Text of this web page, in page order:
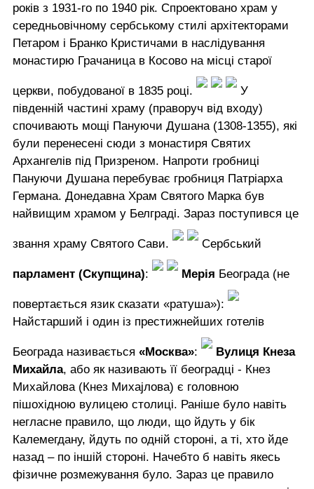
років з 1931-го по 1940 рік. Спроектовано храм у
середньовічному сербському стилі архітекторами
Петаром і Бранко Кристичами в наслідування
монастирю Грачаница в Косово на місці старої
церкви, побудованої в 1835 році.
У
південній частині храму (праворуч від входу)
спочивають мощі Пануючи Душана (1308-1355), які
були перенесені сюди з монастиря Святих
Архангелів під Призреном. Напроти гробниці
Пануючи Душана перебуває гробниця Патріарха
Германа. Донедавна Храм Святого Марка був
найвищим храмом у Белграді. Зараз поступився це
звання храму Святого Сави. Сербський
парламент (Скупщина): Мерія Београда (не
повертається язик сказати «ратуша»):
Найстарший і один із престижнейших готелів
Београда називається «Москва»:
Вулиця Кнеза
Михайла, або як називають її београдці - Кнез
Михайлова (Кнез Михаjлова) є головною
пішохідною вулицею столиці. Раніше було навіть
негласне правило, що люди, що йдуть у бік
Калемегдану, йдуть по одній стороні, а ті, хто йде
назад – по іншій стороні. Начебто б навіть якесь
фізичне розмежування було. Зараз це правило